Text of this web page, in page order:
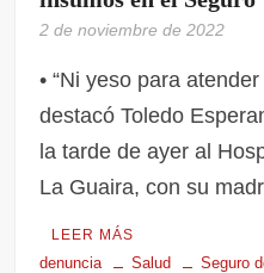
2 de noviembre de 2022
• “Ni yeso para
destacó Toledo
la tarde de ayer al
La Guaira, con su
LEER MÁS
denuncia Salud Seguro